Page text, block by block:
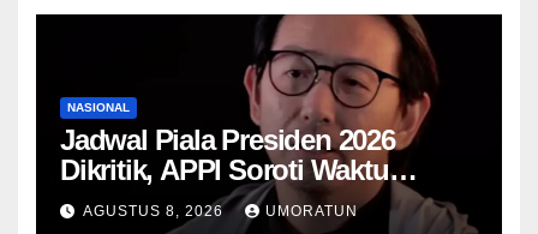
NASIONAL
Jadwal Piala Presiden 2026
Dikritik, APPI Soroti Waktu
Pemulihan Pemain Hanya Satu
AGUSTUS 8, 2026 UMORATUN